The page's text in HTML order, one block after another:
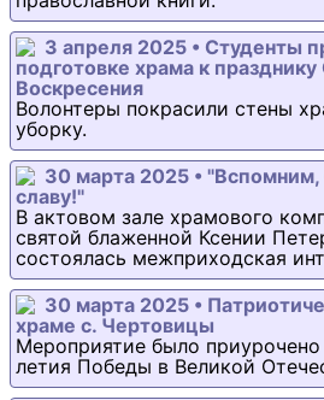
3 апреля 2025 • Студенты
подготовке храма к
Воскресения
Волонтеры покрасили стены
уборку.
30 марта 2025 •
славу!"
В актовом зале храмового
святой блаженной Ксении
состоялась межприходская
30 марта 2025 •
храме с. Чертовицы
Мероприятие было
летия Победы в Великой